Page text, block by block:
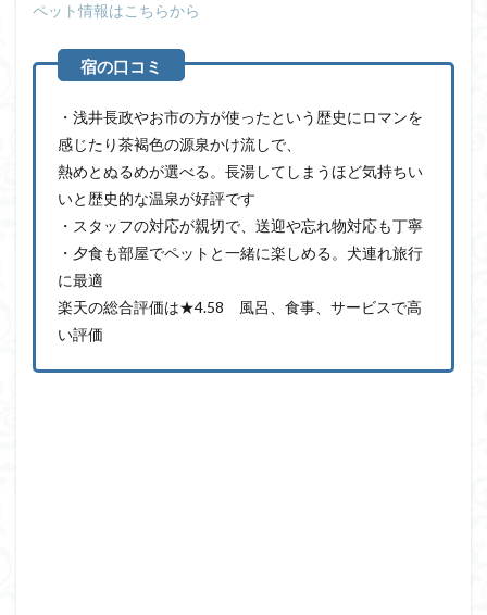
ペット情報はこちらから
・浅井長政やお市の方が使ったという歴史にロマンを
感じたり茶褐色の源泉かけ流しで、
熱めとぬるめが選べる。長湯してしまうほど気持ちい
いと歴史的な温泉が好評です
・スタッフの対応が親切で、送迎や忘れ物対応も丁寧
・夕食も部屋でペットと一緒に楽しめる。犬連れ旅行
に最適
楽天の総合評価は★4.58 風呂、食事、サービスで高
い評価